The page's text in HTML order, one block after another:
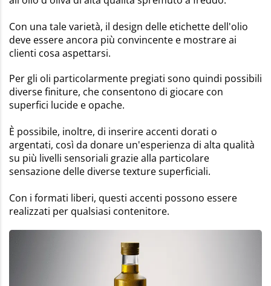
Con una tale varietà, il design delle etichette dell'olio
deve essere ancora più convincente e mostrare ai
clienti cosa aspettarsi.
Per gli oli particolarmente pregiati sono quindi possibili
diverse finiture, che consentono di giocare con
superfici lucide e opache.
È possibile, inoltre, di inserire accenti dorati o
argentati, così da donare un'esperienza di alta qualità
su più livelli sensoriali grazie alla particolare
sensazione delle diverse texture superficiali.
Con i formati liberi, questi accenti possono essere
realizzati per qualsiasi contenitore.